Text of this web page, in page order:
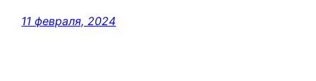
11 февраля, 2024